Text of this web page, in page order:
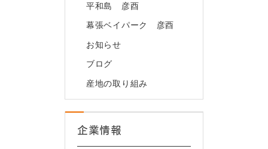
平和島 彦酉
幕張ベイパーク 彦酉
お知らせ
ブログ
産地の取り組み
企業情報